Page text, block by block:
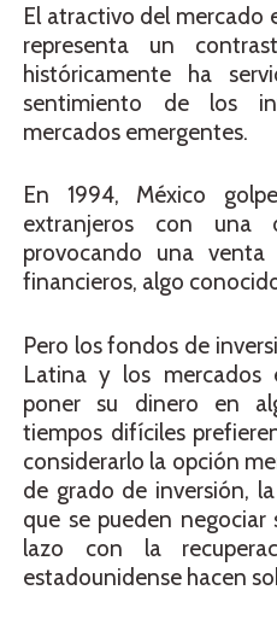
El atractivo del mercado
representa un
históricamente ha
sentimiento de los
mercados emergentes.
En 1994, México
extranjeros con una
provocando una
financieros, algo
Pero los fondos de
Latina y los mercados
poner su dinero en
tiempos difíciles
considerarlo la opción
de grado de inversión,
que se pueden negociar
lazo con la
estadounidense hacen